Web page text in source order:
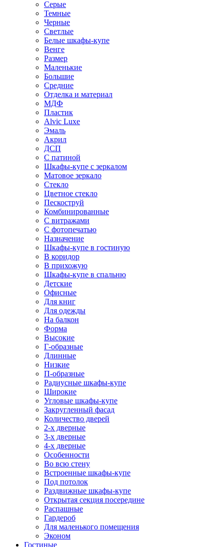
Серые
Темные
Черные
Светлые
Белые шкафы-купе
Венге
Размер
Маленькие
Большие
Средние
Отделка и материал
МДФ
Пластик
Alvic Luxe
Эмаль
Акрил
ДСП
С патиной
Шкафы-купе с зеркалом
Матовое зеркало
Стекло
Цветное стекло
Пескоструй
Комбинированные
С витражами
С фотопечатью
Назначение
Шкафы-купе в гостиную
В коридор
В прихожую
Шкафы-купе в спальню
Детские
Офисные
Для книг
Для одежды
На балкон
Форма
Высокие
Г-образные
Длинные
Низкие
П-образные
Радиусные шкафы-купе
Широкие
Угловые шкафы-купе
Закругленный фасад
Количество дверей
2-х дверные
3-х дверные
4-х дверные
Особенности
Во всю стену
Встроенные шкафы-купе
Под потолок
Раздвижные шкафы-купе
Открытая секция посередине
Распашные
Гардероб
Для маленького помещения
Эконом
Гостиные